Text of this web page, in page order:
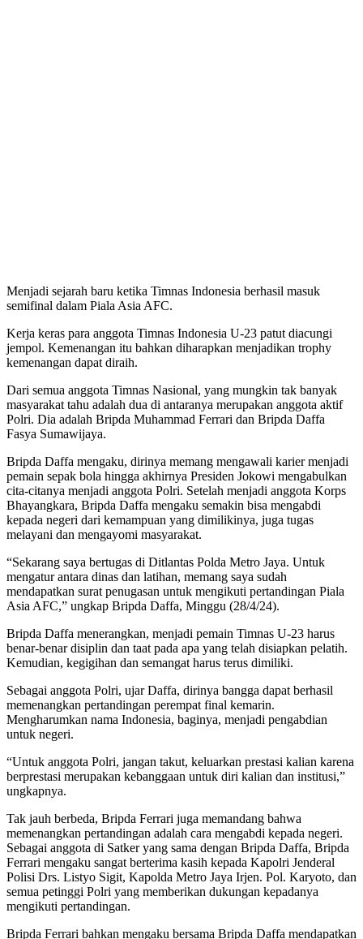
Menjadi sejarah baru ketika Timnas Indonesia berhasil masuk
semifinal dalam Piala Asia AFC.
Kerja keras para anggota Timnas Indonesia U-23 patut diacungi
jempol. Kemenangan itu bahkan diharapkan menjadikan trophy
kemenangan dapat diraih.
Dari semua anggota Timnas Nasional, yang mungkin tak banyak
masyarakat tahu adalah dua di antaranya merupakan anggota aktif
Polri. Dia adalah Bripda Muhammad Ferrari dan Bripda Daffa
Fasya Sumawijaya.
Bripda Daffa mengaku, dirinya memang mengawali karier menjadi
pemain sepak bola hingga akhirnya Presiden Jokowi mengabulkan
cita-citanya menjadi anggota Polri. Setelah menjadi anggota Korps
Bhayangkara, Bripda Daffa mengaku semakin bisa mengabdi
kepada negeri dari kemampuan yang dimilikinya, juga tugas
melayani dan mengayomi masyarakat.
“Sekarang saya bertugas di Ditlantas Polda Metro Jaya. Untuk
mengatur antara dinas dan latihan, memang saya sudah
mendapatkan surat penugasan untuk mengikuti pertandingan Piala
Asia AFC,” ungkap Bripda Daffa, Minggu (28/4/24).
Bripda Daffa menerangkan, menjadi pemain Timnas U-23 harus
benar-benar disiplin dan taat pada apa yang telah disiapkan pelatih.
Kemudian, kegigihan dan semangat harus terus dimiliki.
Sebagai anggota Polri, ujar Daffa, dirinya bangga dapat berhasil
memenangkan pertandingan perempat final kemarin.
Mengharumkan nama Indonesia, baginya, menjadi pengabdian
untuk negeri.
“Untuk anggota Polri, jangan takut, keluarkan prestasi kalian karena
berprestasi merupakan kebanggaan untuk diri kalian dan institusi,”
ungkapnya.
Tak jauh berbeda, Bripda Ferrari juga memandang bahwa
memenangkan pertandingan adalah cara mengabdi kepada negeri.
Sebagai anggota di Satker yang sama dengan Bripda Daffa, Bripda
Ferrari mengaku sangat berterima kasih kepada Kapolri Jenderal
Polisi Drs. Listyo Sigit, Kapolda Metro Jaya Irjen. Pol. Karyoto, dan
semua petinggi Polri yang memberikan dukungan kepadanya
mengikuti pertandingan.
Bripda Ferrari bahkan mengaku bersama Bripda Daffa mendapatkan